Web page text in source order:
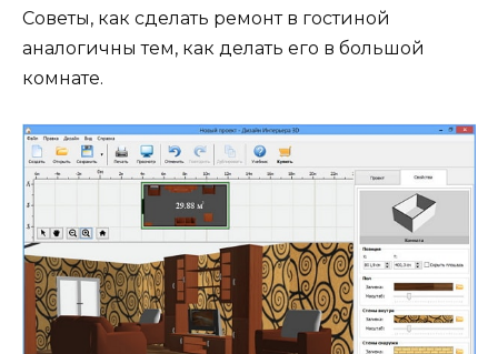
Советы, как сделать ремонт в гостиной
аналогичны тем, как делать его в большой
комнате.